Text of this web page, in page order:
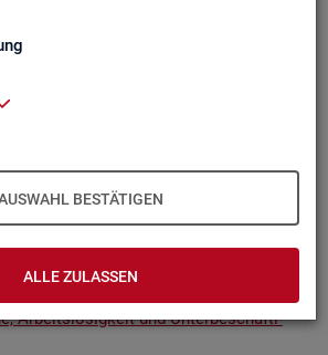
BESTÄTIGEN
ALLE ZULASSEN
in Deutsch­land
Fak­ten - Struk­tur­da­ten und -in­di­ka­to­
für den Ar­beits­markt
Zeit­rei­hen
Ar­beits­lo­sig­keit und Un­ter­be­schäf­ti­